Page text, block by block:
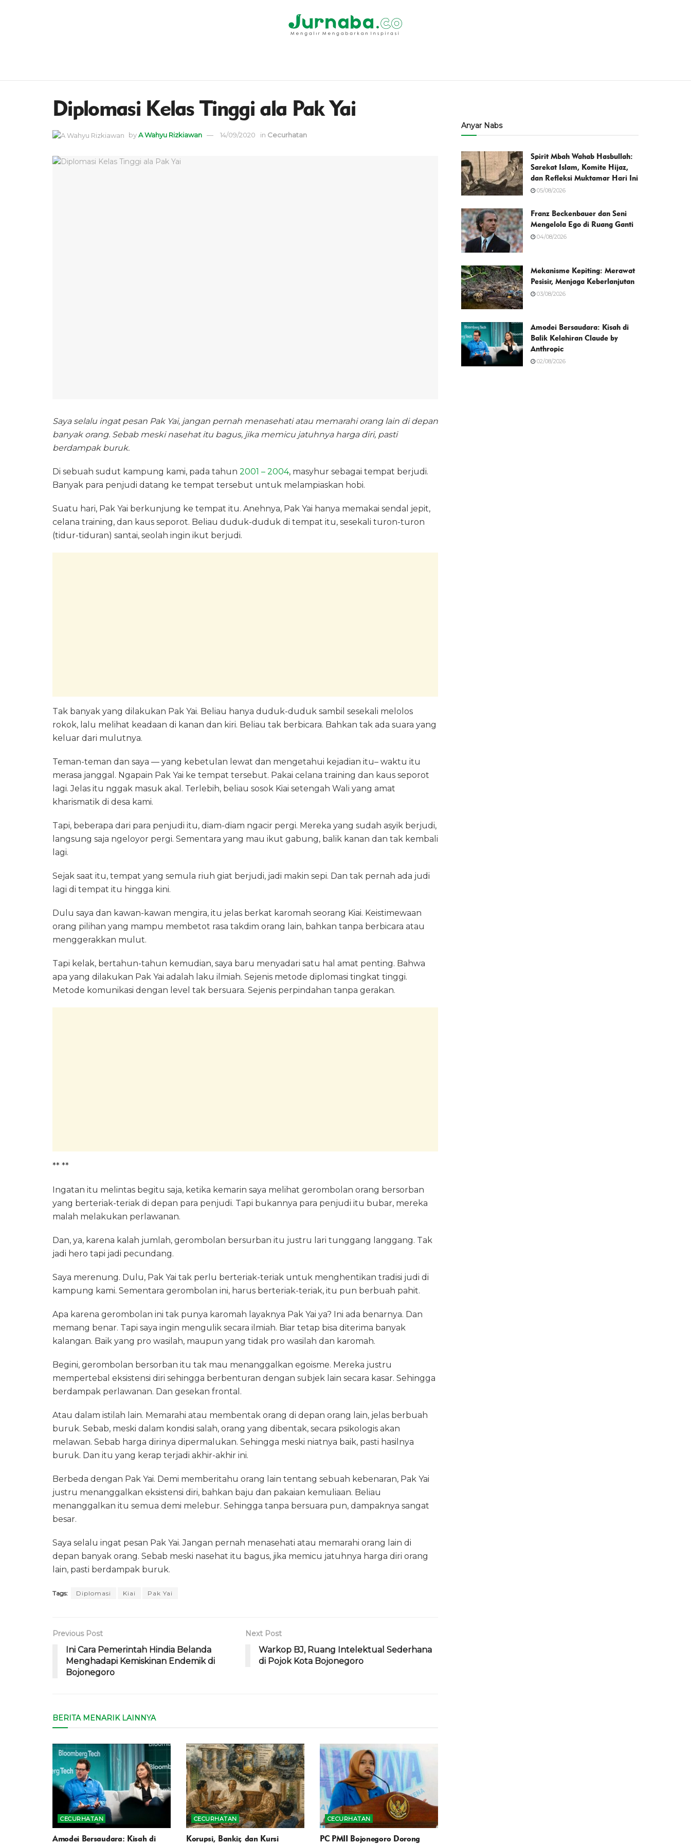
Diplomasi Kelas Tinggi ala Pak Yai
byA Wahyu Rizkiawan 14/09/2020 in Cecurhatan
Saya selalu ingat pesan Pak Yai, jangan pernah menasehati atau memarahi orang lain di depan
banyak orang. Sebab meski nasehat itu bagus, jika memicu jatuhnya harga diri, pasti
berdampak buruk.
Di sebuah sudut kampung kami, pada tahun 2001 – 2004, masyhur sebagai tempat berjudi.
Banyak para penjudi datang ke tempat tersebut untuk melampiaskan hobi.
Suatu hari, Pak Yai berkunjung ke tempat itu. Anehnya, Pak Yai hanya memakai sendal jepit,
celana training, dan kaus seporot. Beliau duduk-duduk di tempat itu, sesekali turon-turon
(tidur-tiduran) santai, seolah ingin ikut berjudi.
Tak banyak yang dilakukan Pak Yai. Beliau hanya duduk-duduk sambil sesekali melolos
rokok, lalu melihat keadaan di kanan dan kiri. Beliau tak berbicara. Bahkan tak ada suara yang
keluar dari mulutnya.
Teman-teman dan saya — yang kebetulan lewat dan mengetahui kejadian itu– waktu itu
merasa janggal. Ngapain Pak Yai ke tempat tersebut. Pakai celana training dan kaus seporot
lagi. Jelas itu nggak masuk akal. Terlebih, beliau sosok Kiai setengah Wali yang amat
kharismatik di desa kami.
Tapi, beberapa dari para penjudi itu, diam-diam ngacir pergi. Mereka yang sudah asyik berjudi,
langsung saja ngeloyor pergi. Sementara yang mau ikut gabung, balik kanan dan tak kembali
lagi.
Sejak saat itu, tempat yang semula riuh giat berjudi, jadi makin sepi. Dan tak pernah ada judi
lagi di tempat itu hingga kini.
Dulu saya dan kawan-kawan mengira, itu jelas berkat karomah seorang Kiai. Keistimewaan
orang pilihan yang mampu membetot rasa takdim orang lain, bahkan tanpa berbicara atau
menggerakkan mulut.
Tapi kelak, bertahun-tahun kemudian, saya baru menyadari satu hal amat penting. Bahwa
apa yang dilakukan Pak Yai adalah laku ilmiah. Sejenis metode diplomasi tingkat tinggi.
Metode komunikasi dengan level tak bersuara. Sejenis perpindahan tanpa gerakan.
** **
Ingatan itu melintas begitu saja, ketika kemarin saya melihat gerombolan orang bersorban
yang berteriak-teriak di depan para penjudi. Tapi bukannya para penjudi itu bubar, mereka
malah melakukan perlawanan.
Dan, ya, karena kalah jumlah, gerombolan bersurban itu justru lari tunggang langgang. Tak
jadi hero tapi jadi pecundang.
Saya merenung. Dulu, Pak Yai tak perlu berteriak-teriak untuk menghentikan tradisi judi di
kampung kami. Sementara gerombolan ini, harus berteriak-teriak, itu pun berbuah pahit.
Apa karena gerombolan ini tak punya karomah layaknya Pak Yai ya? Ini ada benarnya. Dan
memang benar. Tapi saya ingin mengulik secara ilmiah. Biar tetap bisa diterima banyak
kalangan. Baik yang pro wasilah, maupun yang tidak pro wasilah dan karomah.
Begini, gerombolan bersorban itu tak mau menanggalkan egoisme. Mereka justru
mempertebal eksistensi diri sehingga berbenturan dengan subjek lain secara kasar. Sehingga
berdampak perlawanan. Dan gesekan frontal.
Atau dalam istilah lain. Memarahi atau membentak orang di depan orang lain, jelas berbuah
buruk. Sebab, meski dalam kondisi salah, orang yang dibentak, secara psikologis akan
melawan. Sebab harga dirinya dipermalukan. Sehingga meski niatnya baik, pasti hasilnya
buruk. Dan itu yang kerap terjadi akhir-akhir ini.
Berbeda dengan Pak Yai. Demi memberitahu orang lain tentang sebuah kebenaran, Pak Yai
justru menanggalkan eksistensi diri, bahkan baju dan pakaian kemuliaan. Beliau
menanggalkan itu semua demi melebur. Sehingga tanpa bersuara pun, dampaknya sangat
besar.
Saya selalu ingat pesan Pak Yai. Jangan pernah menasehati atau memarahi orang lain di
depan banyak orang. Sebab meski nasehat itu bagus, jika memicu jatuhnya harga diri orang
lain, pasti berdampak buruk.
Tags: Diplomasi Kiai Pak Yai
Previous Post
Ini Cara Pemerintah Hindia Belanda
Menghadapi Kemiskinan Endemik di
Bojonegoro
Next Post
Warkop BJ, Ruang Intelektual Sederhana
di Pojok Kota Bojonegoro
BERITA MENARIK LAINNYA
CECURHATAN
Amodei Bersaudara: Kisah di
CECURHATAN
Korupsi, Bankir, dan Kursi
CECURHATAN
PC PMII Bojonegoro Dorong
Anyar Nabs
Spirit Mbah Wahab Hasbullah:
Sarekat Islam, Komite Hijaz,
dan Refleksi Muktamar Hari Ini
05/08/2026
Franz Beckenbauer dan Seni
Mengelola Ego di Ruang Ganti
04/08/2026
Mekanisme Kepiting: Merawat
Pesisir, Menjaga Keberlanjutan
03/08/2026
Amodei Bersaudara: Kisah di
Balik Kelahiran Claude by
Anthropic
02/08/2026